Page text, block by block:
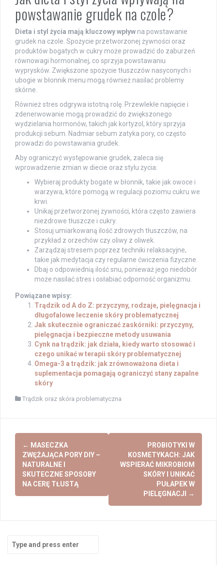
powstawanie grudek na czole?
Dieta i styl życia mają kluczowy wpływ na powstawanie
grudek na czole. Spożycie przetworzonej żywności oraz
produktów bogatych w cukry może prowadzić do zaburzeń
równowagi hormonalnej, co sprzyja powstawaniu
wyprysków. Zwiększone spożycie tłuszczów nasyconych i
ubogie w błonnik menu mogą również nasilać problemy
skórne.
Również stres odgrywa istotną rolę. Przewlekłe napięcie i
zdenerwowanie mogą prowadzić do zwiększonego
wydzielania hormonów, takich jak kortyzol, który sprzyja
produkcji sebum. Nadmiar sebum zatyka pory, co często
prowadzi do powstawania grudek.
Aby ograniczyć występowanie grudek, zaleca się
wprowadzenie zmian w diecie oraz stylu życia:
Wybieraj produkty bogate w błonnik, takie jak owoce i
warzywa, które pomogą w regulacji poziomu cukru we
krwi.
Unikaj przetworzonej żywności, która często zawiera
niezdrowe tłuszcze i cukry.
Stosuj umiarkowaną ilość zdrowych tłuszczów, na
przykład z orzechów czy oliwy z oliwek.
Zarządzaj stresem poprzez techniki relaksacyjne,
takie jak medytacja czy regularne ćwiczenia fizyczne.
Dbaj o odpowiednią ilość snu, ponieważ jego niedobór
może nasilać stres i osłabiać odporność organizmu.
Powiązane wpisy:
Trądzik od A do Z: przyczyny, rodzaje, pielęgnacja i
długofalowe leczenie skóry problematycznej
Jak skutecznie ograniczać zaskórniki: przyczyny,
pielęgnacja i bezpieczne metody usuwania
Cynk na trądzik: jak działa, kiedy warto stosować i
czego unikać w terapii skóry problematycznej
Omega-3 a trądzik: jak zrównoważona dieta i
suplementacja pomagają ograniczyć stany zapalne
skóry
Trądzik oraz skóra problematyczna
Post
navigation
← MASECZKA
ZWĘŻAJĄCA PORY DIY –
NATURALNE I
SKUTECZNE SPOSOBY
NA CERĘ TŁUSTĄ
PROBIOTYKI W
KOSMETYKACH: JAK
WSPIERAĆ MIKROBIOM
SKÓRY I UNIKAĆ
PUŁAPEK W
PIELĘGNACJI
→
for: